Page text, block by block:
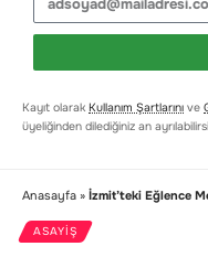
Kayıt olarak Kullanım Şartlarını ve
üyeliğinden dilediğiniz an
Anasayfa » İzmit’teki Eğlence
ASAYIŞ